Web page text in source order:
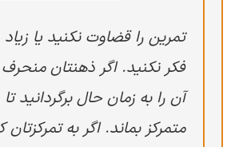
تمرین را قضاوت نکنید یا
فکر نکنید. اگر ذهنتان
آن را به زمان حال برگردانید
متمرکز بماند. اگر به